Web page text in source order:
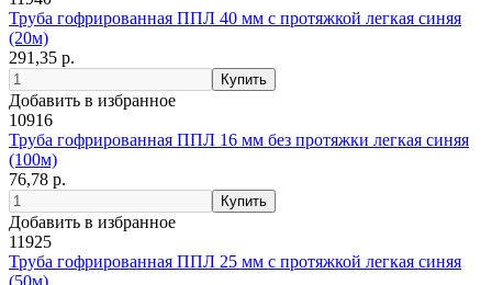
Труба гофрированная ППЛ 40 мм с протяжкой легкая синяя
(20м)
291,35 р.
Добавить в избранное
10916
Труба гофрированная ППЛ 16 мм без протяжки легкая синяя
(100м)
76,78 р.
Добавить в избранное
11925
Труба гофрированная ППЛ 25 мм с протяжкой легкая синяя